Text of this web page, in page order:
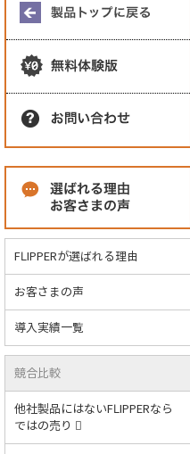
FLIPPERが選ばれる理由
お客さまの声
導入実績一覧
競合比較
他社製品にはないFLIPPERなら
ではの売り